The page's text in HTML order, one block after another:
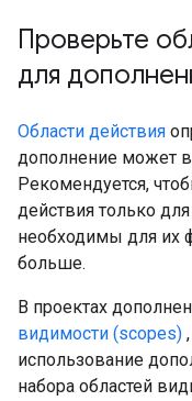
Проверьте
для
Области действия
дополнение может
Рекомендуется,
действия только
необходимы для их
больше.
В проектах
видимости (scopes)
использование
набора областей